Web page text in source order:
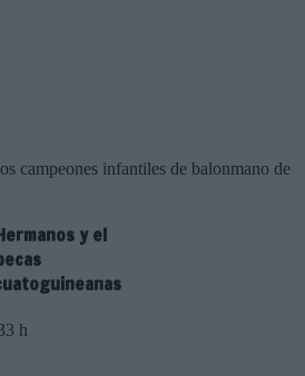
campeones infantiles de balonmano de
y el
h